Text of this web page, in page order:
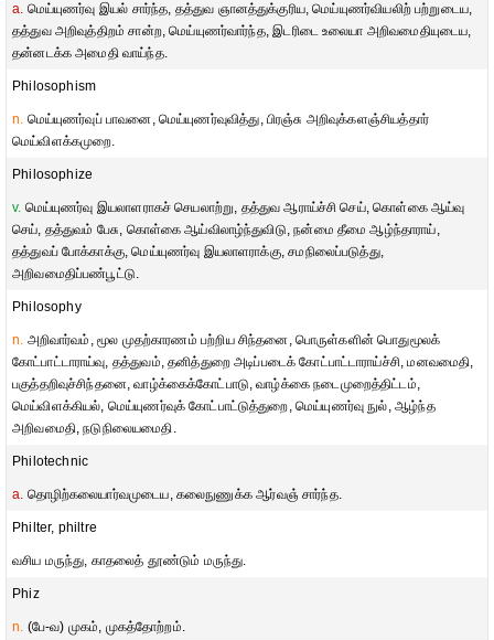
a. மெய்யுணர்வு இயல் சார்ந்த, தத்துவ ஞானத்துக்குரிய, மெய்யுணர்வியலிற் பற்றுடைய,
தத்துவ அறிவுத்திறம் சான்ற, மெய்யுணர்வார்ந்த, இடரிடை உலையா அறிவமைதியுடைய,
தன்னடக்க அமைதி வாய்ந்த.
Philosophism
n. மெய்யுணர்வுப் பாவனை, மெய்யுணர்வுவித்து, பிரஞ்சு அறிவுக்களஞ்சியத்தார்
மெய்விளக்கமுறை.
Philosophize
v. மெய்யுணர்வு இயலாளராகச் செயலாற்று, தத்துவ ஆராய்ச்சி செய், கொள்கை ஆய்வு
செய், தத்துவம் பேசு, கொள்கை ஆய்விலாழ்ந்துவிடு, நன்மை தீமை ஆழ்ந்தாராய்,
தத்துவப் போக்காக்கு, மெய்யுணர்வு இயலாளராக்கு, சமநிலைப்படுத்து,
அறிவமைதிப்பண்பூட்டு.
Philosophy
n. அறிவார்வம், மூல முதற்காரணம் பற்றிய சிந்தனை, பொருள்களின் பொதுமூலக்
கோட்பாட்டாராய்வு, தத்துவம், தனித்துறை அடிப்படைக் கோட்பாட்டாராய்ச்சி, மனவமைதி,
பகுத்தறிவுச்சிந்தனை, வாழ்க்கைக்கோட்பாடு, வாழ்க்கை நடைமுறைத்திட்டம்,
மெய்விளக்கியல், மெய்யுணர்வுக் கோட்பாட்டுத்துறை, மெய்யுணர்வு நுல், ஆழ்ந்த
அறிவமைதி, நடுநிலையமைதி.
Philotechnic
a. தொழிற்கலையார்வமுடைய, கலைநுணுக்க ஆர்வஞ் சார்ந்த.
Philter, philtre
வசிய மருந்து, காதலைத் தூண்டும் மருந்து.
Phiz
n. (பே-வ) முகம், முகத்தோற்றம்.